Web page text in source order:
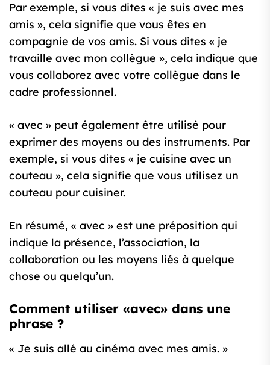
Par exemple, si vous dites « je suis avec mes
amis », cela signifie que vous êtes en
compagnie de vos amis. Si vous dites « je
travaille avec mon collègue », cela indique que
vous collaborez avec votre collègue dans le
cadre professionnel.
« avec » peut également être utilisé pour
exprimer des moyens ou des instruments. Par
exemple, si vous dites « je cuisine avec un
couteau », cela signifie que vous utilisez un
couteau pour cuisiner.
En résumé, « avec » est une préposition qui
indique la présence, l’association, la
collaboration ou les moyens liés à quelque
chose ou quelqu’un.
Comment utiliser «avec» dans une
phrase ?
« Je suis allé au cinéma avec mes amis. »